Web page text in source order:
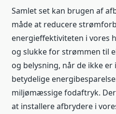
Samlet set kan brugen af
måde at reducere
energieffektiviteten i vores
og slukke for strømmen til
og belysning, når de ikke er
betydelige
miljømæssige fodaftryk.
at installere afbrydere i